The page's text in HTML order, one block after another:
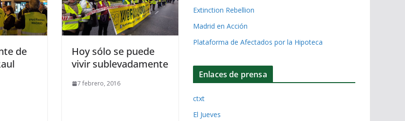
de
Hoy sólo se puede
vivir sublevadamente
7 febrero, 2016
Extinction Rebellion
Madrid en Acción
Plataforma de Afectados por la Hipoteca
Enlaces de prensa
ctxt
El Jueves